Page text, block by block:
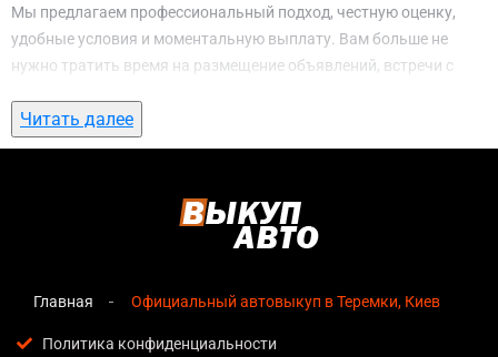
Мы предлагаем профессиональный подход, честную оценку,
удобные условия и моментальную выплату. Вам больше не
нужно тратить время на размещение объявлений, встречи с
ожидание. С нами вы можете
Теремки, Киеввсего за 1 день.
официальный автовыкуп в Теремки, Киев
озвучивается сразу после обращения, без скрытых
Прозрачные условия— все этапы сделки полностью
Читать далее
Главная Официальный автовыкуп в Теремки, Киев
Политика конфиденциальности